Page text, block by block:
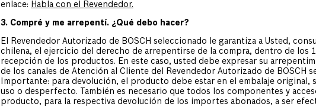
enlace: Habla con el Revendedor.
3. Compré y me arrepentí. ¿Qué debo hacer?
El Revendedor Autorizado de BOSCH seleccionado le garantiza a Usted,
chilena, el ejercicio del derecho de arrepentirse de la compra, dentro de los
recepción de los productos. En este caso, usted debe expresar su
de los canales de Atención al Cliente del Revendedor Autorizado de BOSCH
Importante: para devolución, el producto debe estar en el embalaje
uso o desperfecto. También es necesario que todos los componentes y
producto, para la respectiva devolución de los importes abonados, a ser